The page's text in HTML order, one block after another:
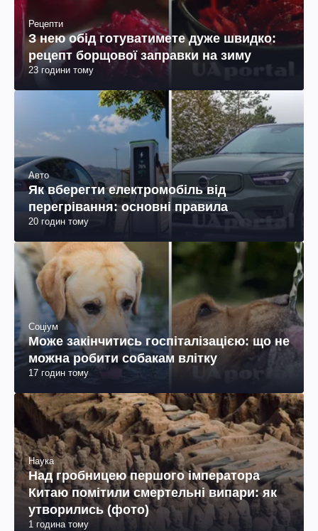
Рецепти
З нею обід готуватимете дуже швидко:
рецепт борщової заправки на зиму
23 години тому
Авто
Як вберегти електромобіль від
перегрівання: основні правила
20 годин тому
Соціум
Може закінчитись госпіталізацією: що не
можна робити собакам влітку
17 годин тому
Наука
Над гробницею першого імператора
Китаю помітили смертельні випари: як
утворились (фото)
1 година тому